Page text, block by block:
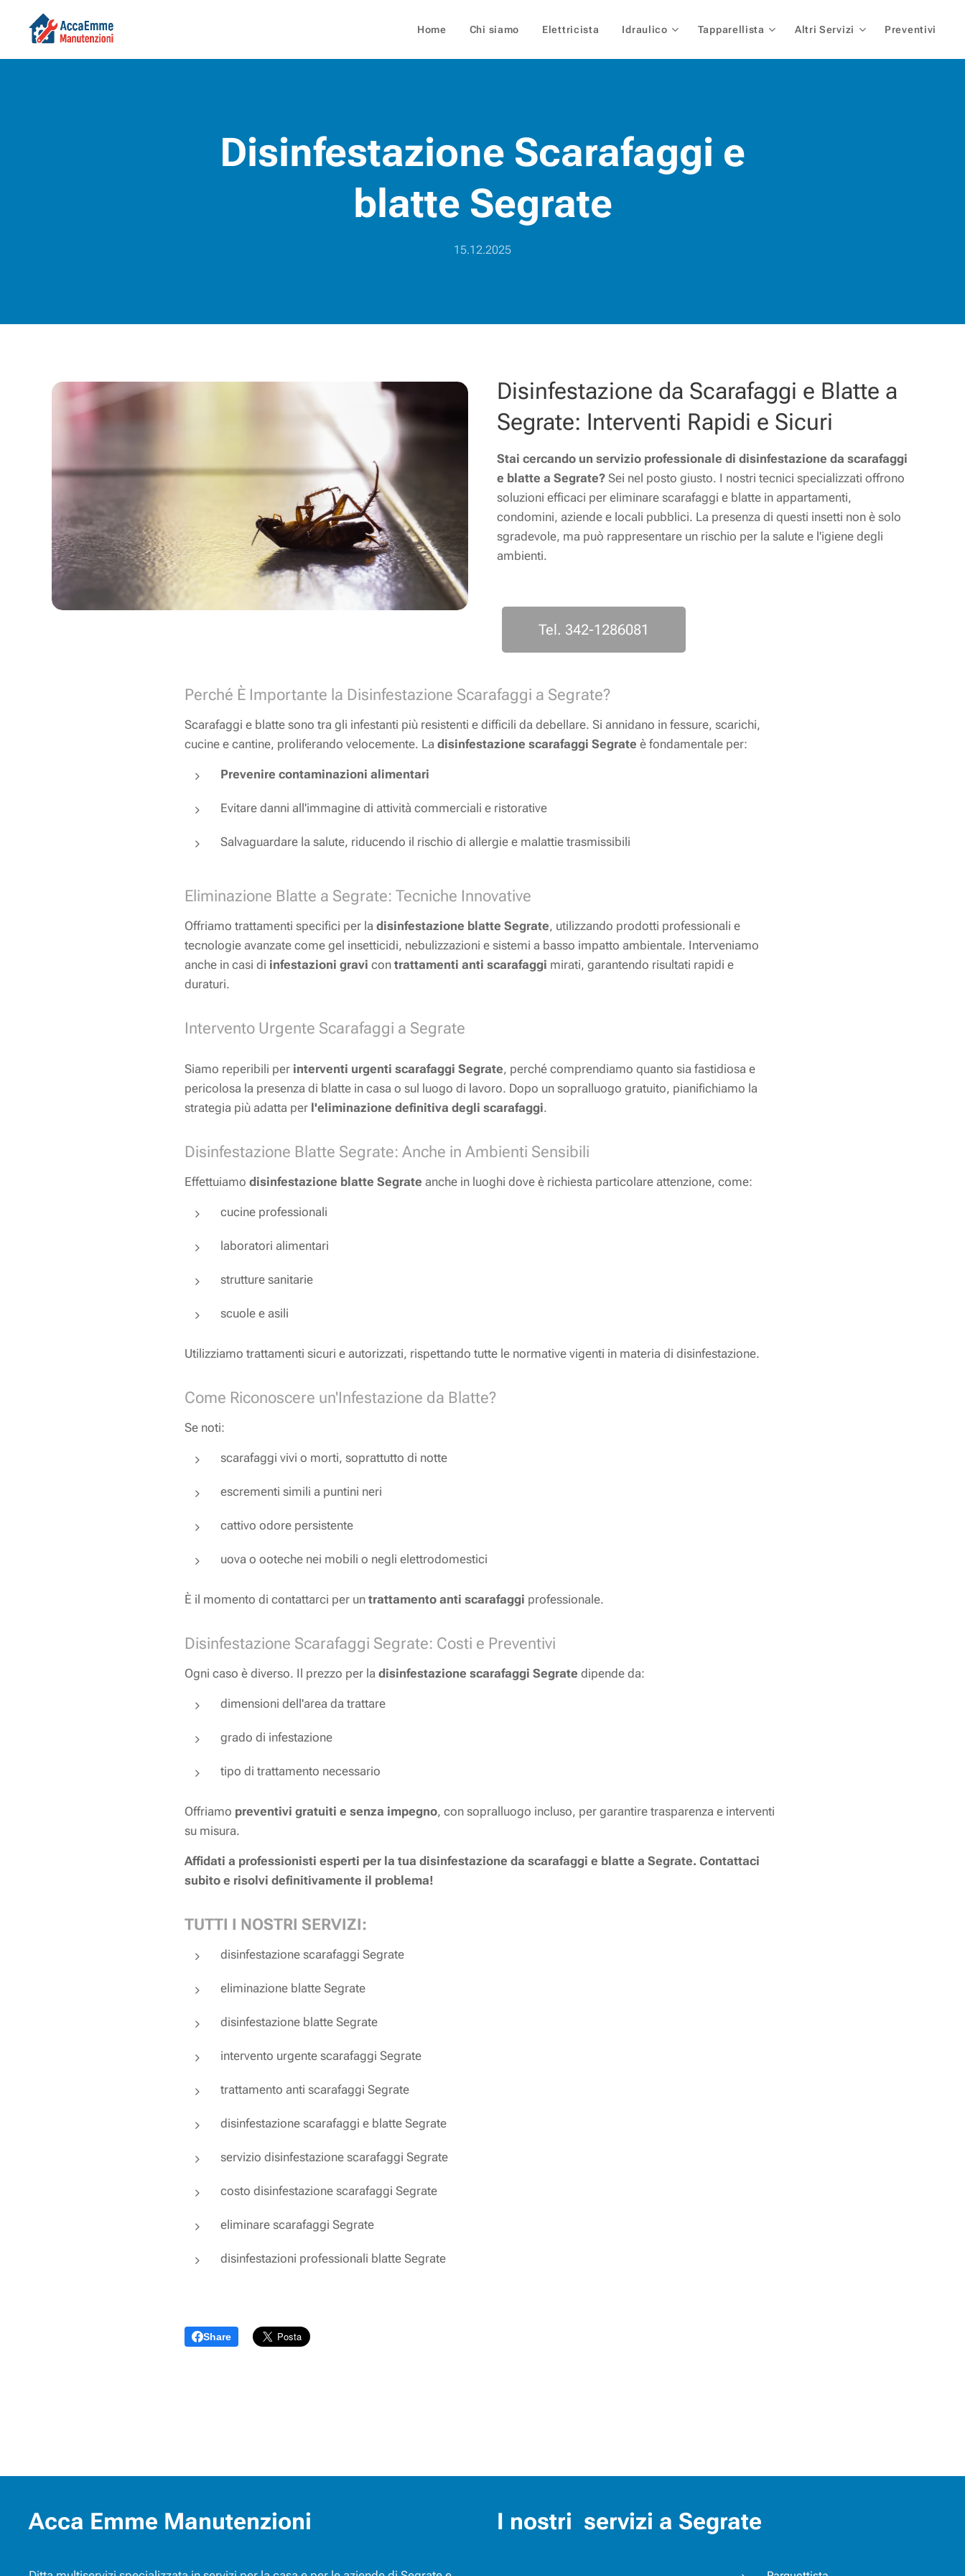
Home Chi siamo Elettricista Idraulico Tapparellista Altri Servizi Preventivi
Disinfestazione Scarafaggi e
blatte Segrate
15.12.2025
Disinfestazione da Scarafaggi e Blatte a
Segrate: Interventi Rapidi e Sicuri
Stai cercando un servizio professionale di disinfestazione da scarafaggi
e blatte a Segrate? Sei nel posto giusto. I nostri tecnici specializzati offrono
soluzioni efficaci per eliminare scarafaggi e blatte in appartamenti,
condomini, aziende e locali pubblici. La presenza di questi insetti non è solo
sgradevole, ma può rappresentare un rischio per la salute e l'igiene degli
ambienti.
Tel. 342-1286081
Perché È Importante la Disinfestazione Scarafaggi a Segrate?
Scarafaggi e blatte sono tra gli infestanti più resistenti e difficili da debellare. Si annidano in fessure, scarichi,
cucine e cantine, proliferando velocemente. La disinfestazione scarafaggi Segrate è fondamentale per:
Prevenire contaminazioni alimentari
Evitare danni all'immagine di attività commerciali e ristorative
Salvaguardare la salute, riducendo il rischio di allergie e malattie trasmissibili
Eliminazione Blatte a Segrate: Tecniche Innovative
Offriamo trattamenti specifici per la disinfestazione blatte Segrate, utilizzando prodotti professionali e
tecnologie avanzate come gel insetticidi, nebulizzazioni e sistemi a basso impatto ambientale. Interveniamo
anche in casi di infestazioni gravi con trattamenti anti scarafaggi mirati, garantendo risultati rapidi e
duraturi.
Intervento Urgente Scarafaggi a Segrate
Siamo reperibili per interventi urgenti scarafaggi Segrate, perché comprendiamo quanto sia fastidiosa e
pericolosa la presenza di blatte in casa o sul luogo di lavoro. Dopo un sopralluogo gratuito, pianifichiamo la
strategia più adatta per l'eliminazione definitiva degli scarafaggi.
Disinfestazione Blatte Segrate: Anche in Ambienti Sensibili
Effettuiamo disinfestazione blatte Segrate anche in luoghi dove è richiesta particolare attenzione, come:
cucine professionali
laboratori alimentari
strutture sanitarie
scuole e asili
Utilizziamo trattamenti sicuri e autorizzati, rispettando tutte le normative vigenti in materia di disinfestazione.
Come Riconoscere un'Infestazione da Blatte?
Se noti:
scarafaggi vivi o morti, soprattutto di notte
escrementi simili a puntini neri
cattivo odore persistente
uova o ooteche nei mobili o negli elettrodomestici
È il momento di contattarci per un trattamento anti scarafaggi professionale.
Disinfestazione Scarafaggi Segrate: Costi e Preventivi
Ogni caso è diverso. Il prezzo per la disinfestazione scarafaggi Segrate dipende da:
dimensioni dell'area da trattare
grado di infestazione
tipo di trattamento necessario
Offriamo preventivi gratuiti e senza impegno, con sopralluogo incluso, per garantire trasparenza e interventi
su misura.
Affidati a professionisti esperti per la tua disinfestazione da scarafaggi e blatte a Segrate. Contattaci
subito e risolvi definitivamente il problema!
TUTTI I NOSTRI SERVIZI:
disinfestazione scarafaggi Segrate
eliminazione blatte Segrate
disinfestazione blatte Segrate
intervento urgente scarafaggi Segrate
trattamento anti scarafaggi Segrate
disinfestazione scarafaggi e blatte Segrate
servizio disinfestazione scarafaggi Segrate
costo disinfestazione scarafaggi Segrate
eliminare scarafaggi Segrate
disinfestazioni professionali blatte Segrate
Share
Acca Emme Manutenzioni I nostri servizi a Segrate